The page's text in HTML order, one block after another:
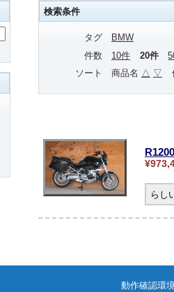
検索条件
タグ
BMW
件数
10件 20件
ソート
商品名 △ ▽
らし
動作確認環